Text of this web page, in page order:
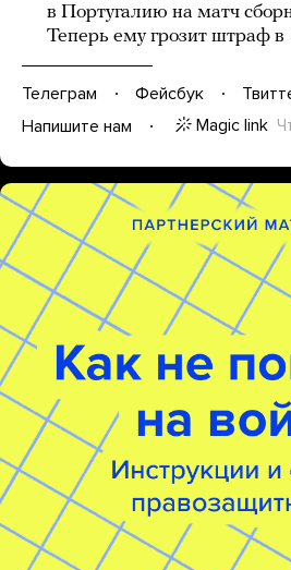
в Португалию на матч
Теперь ему грозит штраф в
Телеграм Фейсбук
Напишите нам
Magic link